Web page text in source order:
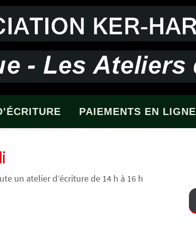
PAIEMENTS EN LIGNE
un atelier d’écriture de 14 h à 16 h